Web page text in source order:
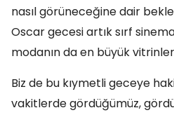
nasıl görüneceğine dair
Oscar gecesi artık sırf
modanın da en büyük
Biz de bu kıymetli geceye
vakitlerde gördüğümüz,